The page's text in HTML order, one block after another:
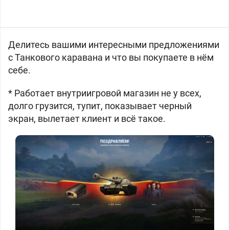
Делитесь вашими интересными предложениями
с Танкового каравана и что вы покупаете в нём
себе.
* Работает внутриигровой магазин не у всех,
долго грузится, тупит, показывает черный
экран, вылетает клиент и всё такое.